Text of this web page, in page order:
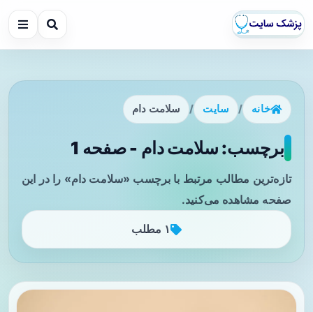
خانه / سایت / سلامت دام
برچسب: سلامت دام - صفحه 1
تازه‌ترین مطالب مرتبط با برچسب «سلامت دام» را در این
صفحه مشاهده می‌کنید.
۱ مطلب